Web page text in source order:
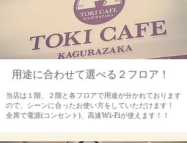
​用途に合わせて選べる２フロア！
当店は１階、２階と各フロアで用途が分かれております
ので、シーンに合ったお使い方をしていただけます！
​全席で電源(コンセント)、高速Wi-Fiが使えます！！